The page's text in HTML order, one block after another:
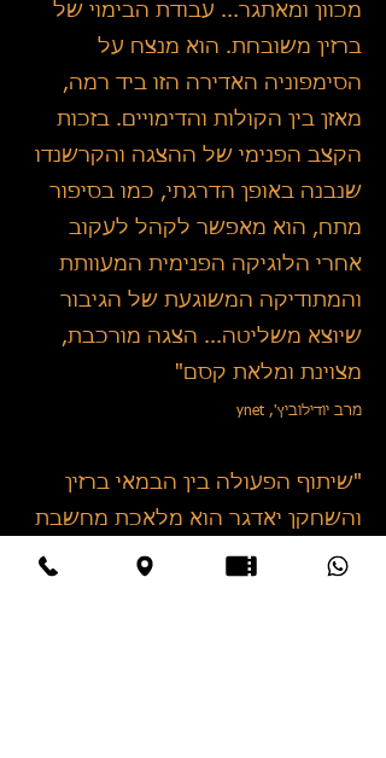
מכוון ומאתגר... עבודת הבימוי של
ברזין משובחת. הוא מנצח על
הסימפוניה האדירה הזו ביד רמה,
מאזן בין הקולות והדימויים. בזכות
הקצב הפנימי של ההצגה והקרשנדו
שנבנה באופן הדרגתי, כמו בסיפור
מתח, הוא מאפשר לקהל לעקוב
אחרי הלוגיקה הפנימית המעוותת
והמתודיקה המשוגעת של הגיבור
שיוצא משליטה... הצגה מורכבת,
מצוינת ומלאת קסם"
מרב יודילוביץ', ynet
"שיתוף הפעולה בין הבמאי ברזין
והשחקן יאדגר הוא מלאכת מחשבת
של בימוי ומשחק, שמתמקדת